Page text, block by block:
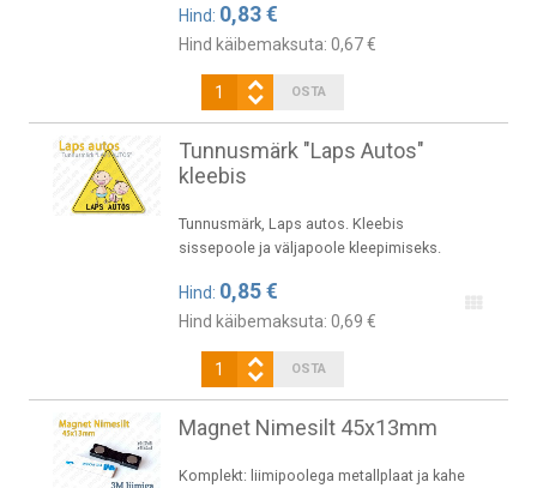
Hind: 0,83 €
Hind käibemaksuta: 0,67 €
Tunnusmärk "Laps Autos"
kleebis
Tunnusmärk, Laps autos. Kleebis
sissepoole ja väljapoole kleepimiseks.
Hind: 0,85 €
Hind käibemaksuta: 0,69 €
Magnet Nimesilt 45x13mm
Komplekt: liimipoolega metallplaat ja kahe